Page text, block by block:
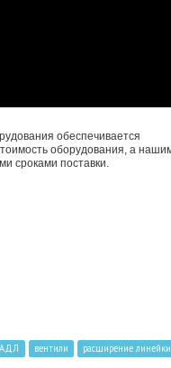
обеспечивается
оборудования, а
сроками поставки.
АДЛ вентили
расширение линейки